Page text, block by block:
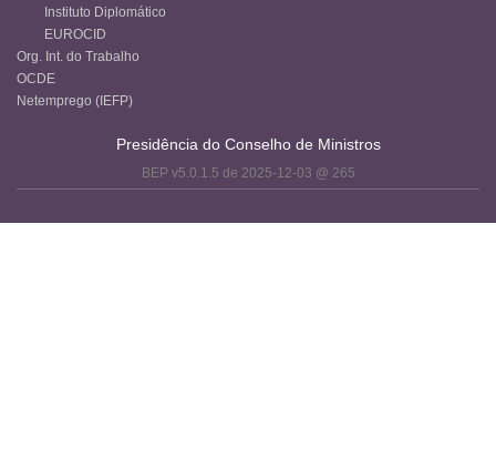
Instituto Diplomático
EUROCID
Org. Int. do Trabalho
OCDE
Netemprego (IEFP)
Presidência do Conselho de Ministros
BEP v5.0.1.5 de 2025-12-03 @ 265